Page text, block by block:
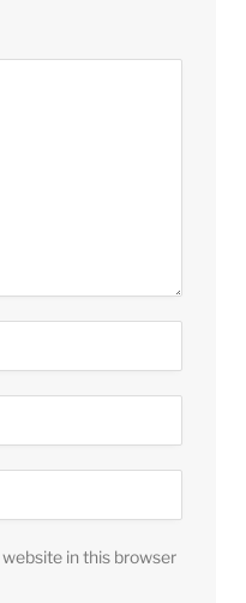
in this browser